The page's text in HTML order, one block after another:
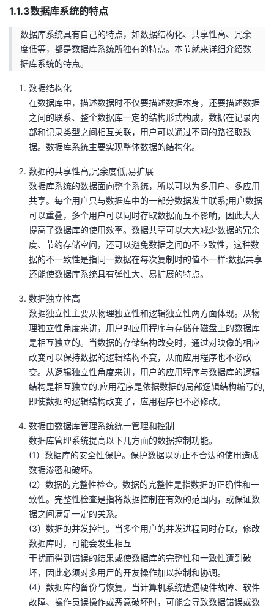
1.1.3数据库系统的特点
数据库系统具有自己的特点，如数据结构化、共享性高、冗余
度低等，都是数据库系统所独有的特点。本节就来详细介绍数
据库系统的特点。
数据结构化
在数据库中，描述数据时不仅要描述数据本身，还要描述数据
之间的联系、整个数据库一定的结构形式构成，数据在记录内
部和记录类型之间相互关联，用户可以通过不同的路径取数
据。数据库系统主要实现整体数据的结构化。
数据的共享性高,冗余度低,易扩展
数据库系统的数据面向整个系统，所以可以为多用户、多应用
共享。每个用户只与数据库中的一部分数据发生联系;用户数据
可以重叠，多个用户可以同时存取数据而互不影响，因此大大
提高了数据库的使用效率。数据共享可以大大减少数据的冗余
度、节约存储空间，还可以避免数据之间的不→致性，这种数
据的不一致性是指同一数据在每次复制时的值不一样:数据共享
还能使数据库系统具有弹性大、易扩展的特点。
数据独立性高
数据独立性主要从物理独立性和逻辑独立性两方面体现。从物
理独立性角度来讲，用户的应用程序与存储在磁盘上的数据库
是相互独立的。当数据的存储结构改变时，通过对映像的相应
改变可以保持数据的逻辑结构不变，从而应用程序也不必改
变。从逻辑独立性角度来讲，用户的应用程序与数据库的逻辑
结构是相互独立的,应用程序是依据数据的局部逻辑结构编写的,
即使数据的逻辑结构改变了，应用程序也不必修改。
数据由数据库管理系统统一管理和控制
数据库管理系统提高以下几方面的数据控制功能。
(1）数据库的安全性保护。保护数据以防止不合法的使用造成
数据渗密和破坏。
(2）数据的完整性检查。数据的完整性是指数据的正确性和一
致性。完整性检查是指将数据控制在有效的范围内，或保证数
据之间满足一定的关系。
(3）数据的并发控制。当多个用户的并发进程同时存取，修改
数据库时，可能会发生相互
干扰而得到错误的结果或使数据库的完整性和一致性遭到破
坏，因此必须对多用尸的开友操作加以控制和协调。
(4）数据库的备份与恢复。当计算机系统遭遇硬件故障、软件
故障、操作员误操作或恶意破坏时，可能会导致数据错误或数